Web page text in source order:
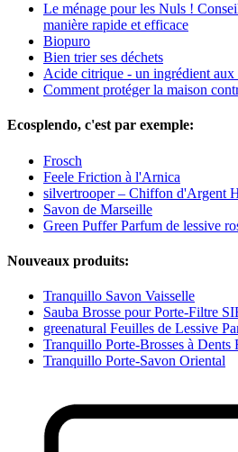
Le ménage pour les Nuls !
manière rapide et efficace
Biopuro
Bien trier ses déchets
Acide citrique - un ingrédient aux
Comment protéger la maison
Ecosplendo, c'est par exemple:
Frosch
Feele Friction à l'Arnica
silvertrooper – Chiffon d'Argent
Savon de Marseille
Green Puffer Parfum de lessive
Nouveaux produits:
Tranquillo Savon Vaisselle
Sauba Brosse pour Porte-Filtre
greenatural Feuilles de Lessive
Tranquillo Porte-Brosses à Dents
Tranquillo Porte-Savon Oriental